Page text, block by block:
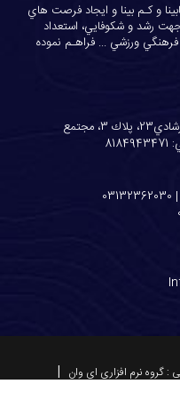
و كـم بينا و ايجاد فرصت هاي
رشد و شكوفايي، استعداد
فرهنگي ورزشي ... فراهـم نموده
خيابان خيام، كوي نهر فرشادي23، پلاك 3، مجتمع
: گروه نرم افزاری ای وان